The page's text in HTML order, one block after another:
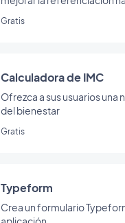
compartición.
Gratis
Calculadora de IMC
Ofrezca a sus usuarios una
del bienestar
Gratis
Typeform
Crea un formulario